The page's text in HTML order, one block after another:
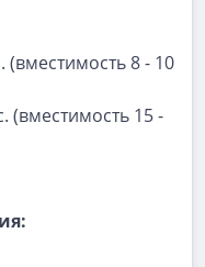
(вместимость 8 - 10
(вместимость 15 -